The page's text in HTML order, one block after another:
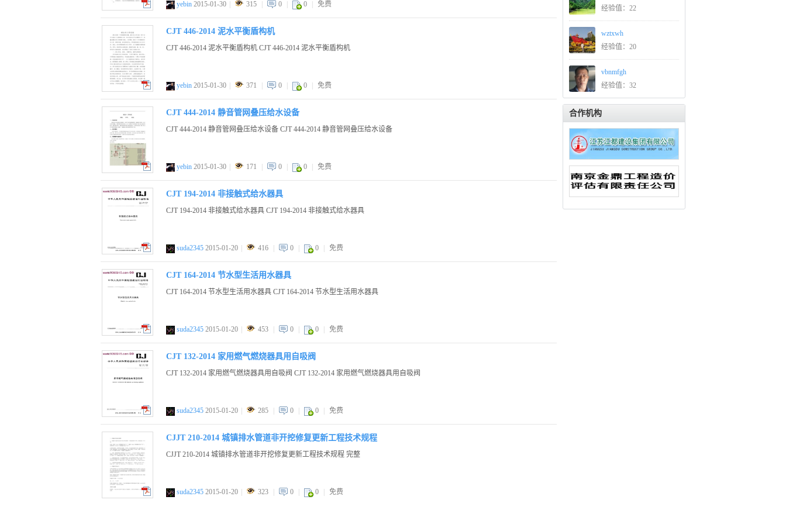
pdf
yebin 2015-01-30 315 0 0 免费
pdf
CJT 446-2014 泥水平衡盾构机
CJT 446-2014 泥水平衡盾构机 CJT 446-2014 泥水平衡盾构机
yebin 2015-01-30 371 0 0 免费
pdf
CJT 444-2014 静音管网叠压给水设备
CJT 444-2014 静音管网叠压给水设备 CJT 444-2014 静音管网叠压给水设备
yebin 2015-01-30 171 0 0 免费
pdf
CJT 194-2014 非接触式给水器具
CJT 194-2014 非接触式给水器具 CJT 194-2014 非接触式给水器具
suda2345 2015-01-20 416 0 0 免费
pdf
CJT 164-2014 节水型生活用水器具
CJT 164-2014 节水型生活用水器具 CJT 164-2014 节水型生活用水器具
suda2345 2015-01-20 453 0 0 免费
pdf
CJT 132-2014 家用燃气燃烧器具用自吸阀
CJT 132-2014 家用燃气燃烧器具用自吸阀 CJT 132-2014 家用燃气燃烧器具用自吸阀
suda2345 2015-01-20 285 0 0 免费
pdf
CJJT 210-2014 城镇排水管道非开挖修复更新工程技术规程
CJJT 210-2014 城镇排水管道非开挖修复更新工程技术规程 完整
suda2345 2015-01-20 323 0 0 免费
经验值：22
wztxwh
经验值：20
vbnmfgh
经验值：32
合作机构